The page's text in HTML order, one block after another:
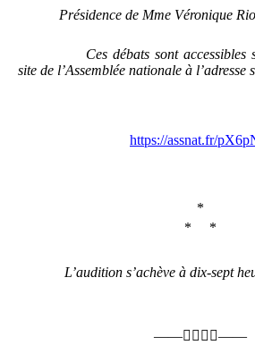
Présidence de Mme Véronique
Ces débats sont
site de l’Assemblée nationale à l’adresse
https://assnat.fr/
*
* *
L’audition s’achève à dix-sept
————